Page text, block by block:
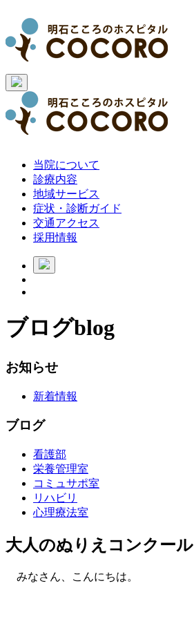
当院について
診療内容
地域サービス
症状・診断ガイド
交通アクセス
採用情報
ブログblog
お知らせ
新着情報
ブログ
看護部
栄養管理室
コミュサポ室
リハビリ
心理療法室
大人のぬりえコンクール
みなさん、こんにちは。